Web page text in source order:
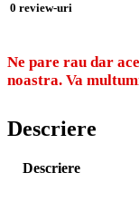
0 review-uri
Ne pare rau dar
noastra. Va
Descriere
Descriere